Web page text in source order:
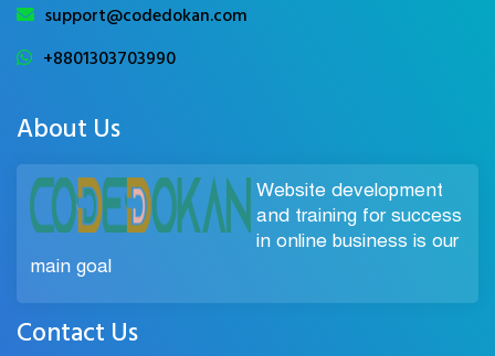
support@codedokan.com
+8801303703990
About Us
Website development
and training for success
in online business is our
main goal
Contact Us